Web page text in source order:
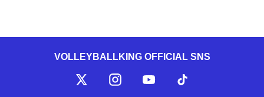
VOLLEYBALLKING OFFICIAL SNS